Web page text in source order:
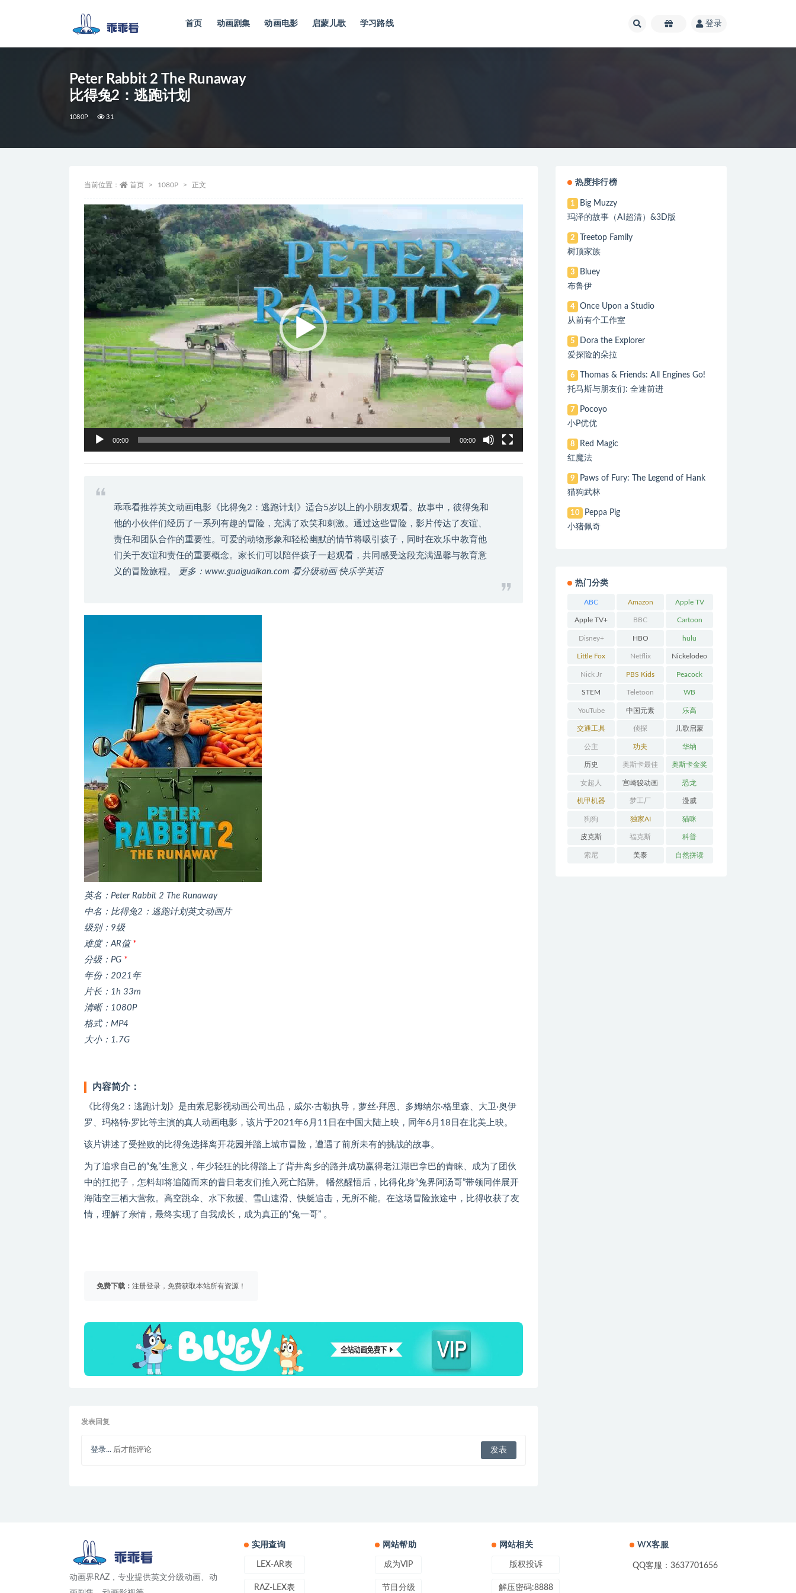
首页 动画剧集 动画电影 启蒙儿歌 学习路线 登录
Peter Rabbit 2 The Runaway
比得兔2：逃跑计划
1080P 31
当前位置： 首页 1080P 正文
视
频
播
放
00:00 00:00
乖乖看推荐英文动画电影《比得兔2：逃跑计划》适合5岁以上的小朋友观看。故事中，彼得兔和
他的小伙伴们经历了一系列有趣的冒险，充满了欢笑和刺激。通过这些冒险，影片传达了友谊、
责任和团队合作的重要性。可爱的动物形象和轻松幽默的情节将吸引孩子，同时在欢乐中教育他
们关于友谊和责任的重要概念。家长们可以陪伴孩子一起观看，共同感受这段充满温馨与教育意
义的冒险旅程。
更多：www.guaiguaikan.com 看分级动画 快乐学英语
英名：Peter Rabbit 2 The Runaway
中名：比得兔2：逃跑计划英文动画片
级别：9级
难度：AR值 *
分级：PG *
年份：2021年
片长：1h 33m
清晰：1080P
格式：MP4
大小：1.7G
内容简介：
《比得兔2：逃跑计划》是由索尼影视动画公司出品，威尔·古勒执导，萝丝·拜恩、多姆纳尔·格里森、大卫·奥伊
罗、玛格特·罗比等主演的真人动画电影，该片于2021年6月11日在中国大陆上映，同年6月18日在北美上映。
该片讲述了受挫败的比得兔选择离开花园并踏上城市冒险，遭遇了前所未有的挑战的故事。
为了追求自己的“兔”生意义，年少轻狂的比得踏上了背井离乡的路并成功赢得老江湖巴拿巴的青睐、成为了团伙
中的扛把子，怎料却将追随而来的昔日老友们推入死亡陷阱。 幡然醒悟后，比得化身“兔界阿汤哥”带领同伴展开
海陆空三栖大营救。高空跳伞、水下救援、雪山速滑、快艇追击，无所不能。在这场冒险旅途中，比得收获了友
情，理解了亲情，最终实现了自我成长，成为真正的“兔一哥” 。
免费下载： 注册登录，免费获取本站所有资源！
发表回复
登录... 后才能评论
热度排行榜
1
Big Muzzy
玛泽的故事（AI超清）&3D版
2
Treetop Family
树顶家族
3
Bluey
布鲁伊
4
Once Upon a Studio
从前有个工作室
5
Dora the Explorer
爱探险的朵拉
6
Thomas & Friends: All Engines Go!
托马斯与朋友们: 全速前进
7
Pocoyo
小P优优
8
Red Magic
红魔法
9
Paws of Fury: The Legend of Hank
猫狗武林
10
Peppa Pig
小猪佩奇
热门分类
ABC Amazon
Prime
Apple TV
Apple TV+ BBC Cartoon
Network
Disney+ HBO hulu
Little Fox Netflix Nickelodeo
n
Nick Jr PBS Kids Peacock
STEM Teletoon WB
YouTube 中国元素 乐高
交通工具 侦探 儿歌启蒙
公主 功夫 华纳
历史 奥斯卡最佳
动画
奥斯卡金奖
女超人 宫崎骏动画 恐龙
机甲机器 梦工厂 漫威
狗狗 独家AI 猫咪
皮克斯 福克斯 科普
索尼 美泰 自然拼读
动画界RAZ，专业提供英文分级动画、动
实用查询
LEX-AR表
RAZ-LEX表
网站帮助
成为VIP
节目分级
网站相关
版权投诉
解压密码:8888
WX客服
QQ客服：3637701656